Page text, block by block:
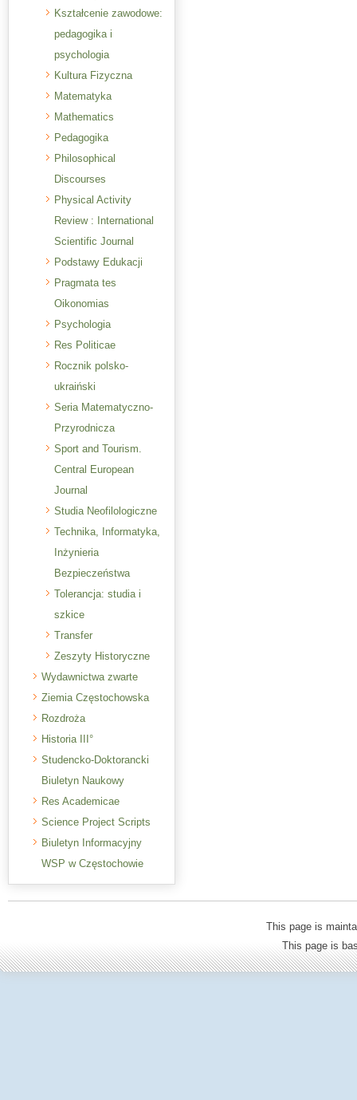
Kształcenie zawodowe:
pedagogika i
psychologia
Kultura Fizyczna
Matematyka
Mathematics
Pedagogika
Philosophical
Discourses
Physical Activity
Review : International
Scientific Journal
Podstawy Edukacji
Pragmata tes
Oikonomias
Psychologia
Res Politicae
Rocznik polsko-
ukraiński
Seria Matematyczno-
Przyrodnicza
Sport and Tourism.
Central European
Journal
Studia Neofilologiczne
Technika, Informatyka,
Inżynieria
Bezpieczeństwa
Tolerancja: studia i
szkice
Transfer
Zeszyty Historyczne
Wydawnictwa zwarte
Ziemia Częstochowska
Rozdroża
Historia III°
Studencko-Doktorancki
Biuletyn Naukowy
Res Academicae
Science Project Scripts
Biuletyn Informacyjny
WSP w Częstochowie
This page is
This page is